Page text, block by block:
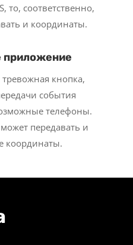
то, соответственно,
и координаты.
приложение
кнопка,
события
телефоны.
передавать и
координаты.